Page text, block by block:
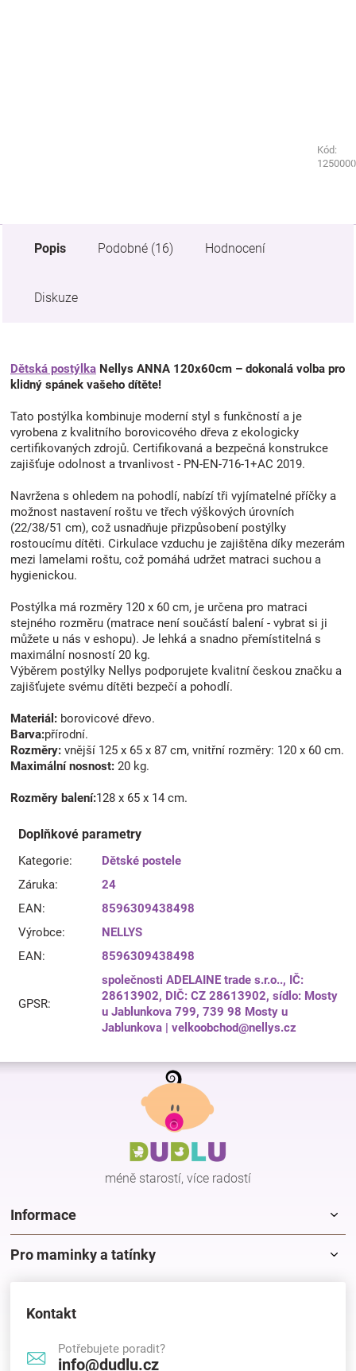
Kód:
Kód:
Popis Podobné (16) Hodnocení
Diskuze
Dětská postýlka Nellys ANNA 120x60cm – dokonalá volba pro
klidný spánek vašeho dítěte!
Tato postýlka kombinuje moderní styl s funkčností a je
vyrobena z kvalitního borovicového dřeva z ekologicky
certifikovaných zdrojů. Certifikovaná a bezpečná konstrukce
zajišťuje odolnost a trvanlivost - PN-EN-716-1+AC 2019.
Navržena s ohledem na pohodlí, nabízí tři vyjímatelné příčky a
možnost nastavení roštu ve třech výškových úrovních
(22/38/51 cm), což usnadňuje přizpůsobení postýlky
rostoucímu dítěti. Cirkulace vzduchu je zajištěna díky mezerám
mezi lamelami roštu, což pomáhá udržet matraci suchou a
hygienickou.
Postýlka má rozměry 120 x 60 cm, je určena pro matraci
stejného rozměru (matrace není součástí balení - vybrat si ji
můžete u nás v eshopu). Je lehká a snadno přemístitelná s
maximální nosností 20 kg.
Výběrem postýlky Nellys podporujete kvalitní českou značku a
zajišťujete svému dítěti bezpečí a pohodlí.
Materiál: borovicové dřevo.
Barva:přírodní.
Rozměry: vnější 125 x 65 x 87 cm, vnitřní rozměry: 120 x 60 cm.
Maximální nosnost: 20 kg.
Rozměry balení:128 x 65 x 14 cm.
Doplňkové parametry
Kategorie:
Dětské postele
Záruka:
24
EAN:
8596309438498
Výrobce:
NELLYS
EAN: 8596309438498
GPSR:
společnosti ADELAINE trade s.r.o.., IČ:
28613902, DIČ: CZ 28613902, sídlo: Mosty
u Jablunkova 799, 739 98 Mosty u
Jablunkova | velkoobchod@nellys.cz
Z
méně starostí, více radostí
Informace
Pro maminky a tatínky
Kontakt
Potřebujete poradit?
info@dudlu.cz